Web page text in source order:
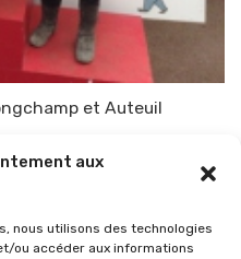
aux
nous utilisons des technologies
ou accéder aux informations
et Auteuil